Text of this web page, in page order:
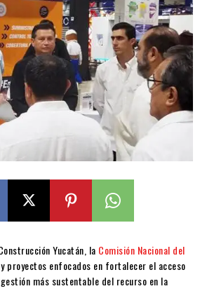
Yucatán, la Comisión Nacional del
proyectos enfocados en fortalecer el acceso
más sustentable del recurso en la